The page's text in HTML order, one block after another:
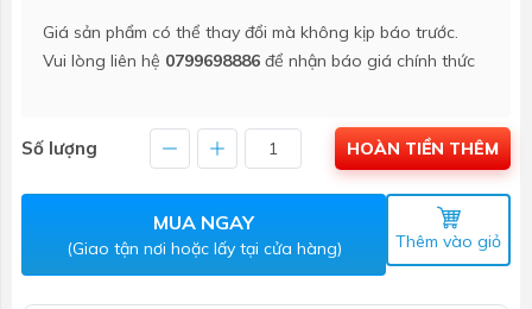
Giá sản phẩm có thể thay đổi mà không kịp báo trước.
Vui lòng liên hệ 0799698886 để nhận báo giá chính thức
Số lượng HOÀN TIỀN THÊM
MUA NGAY
(Giao tận nơi hoặc lấy tại cửa hàng) Thêm vào giỏ